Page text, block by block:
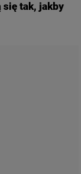
się tak, jakby